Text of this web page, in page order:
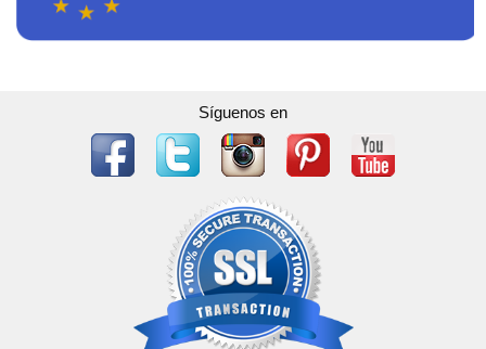
Síguenos en